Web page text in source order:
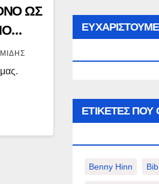
ΩΣ
μήνα…
ΕΤΙΚΈΤΕΣ
Benny Hinn